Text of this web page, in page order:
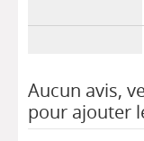
Aucun avis,
pour ajouter